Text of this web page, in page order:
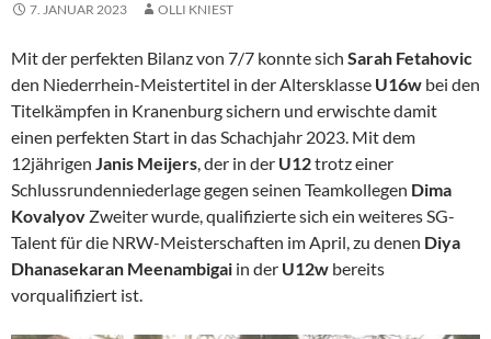
7. JANUAR 2023 OLLI KNIEST
Mit der perfekten Bilanz von 7/7 konnte sich Sarah Fetahovic
den Niederrhein-Meistertitel in der Altersklasse U16w bei den
Titelkämpfen in Kranenburg sichern und erwischte damit
einen perfekten Start in das Schachjahr 2023. Mit dem
12jährigen Janis Meijers, der in der U12trotz einer
Schlussrundenniederlage gegen seinen Teamkollegen Dima
Kovalyov Zweiter wurde, qualifizierte sich ein weiteres SG-
Talent für die NRW-Meisterschaften im April, zu denen Diya
Dhanasekaran Meenambigai in der U12w bereits
vorqualifiziert ist.